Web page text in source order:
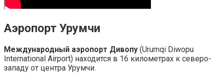
Аэропорт Урумчи
Международный аэропорт Дивопу (Urumqi Diwopu
International Airport) находится в 16 километрах к северо-
западу от центра Урумчи.